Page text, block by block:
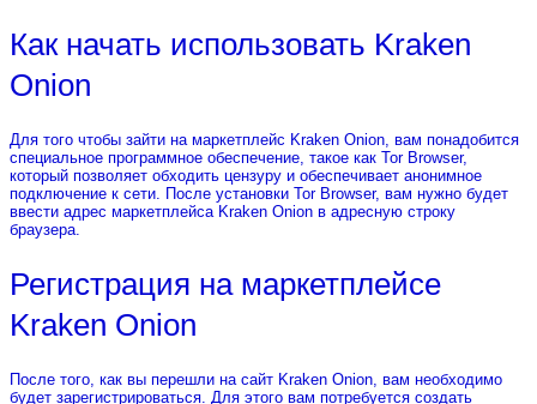
Как начать использовать Kraken
Onion
Для того чтобы зайти на маркетплейс Kraken Onion, вам понадобится
специальное программное обеспечение, такое как Tor Browser,
который позволяет обходить цензуру и обеспечивает анонимное
подключение к сети. После установки Tor Browser, вам нужно будет
ввести адрес маркетплейса Kraken Onion в адресную строку
браузера.
Регистрация на маркетплейсе
Kraken Onion
После того, как вы перешли на сайт Kraken Onion, вам необходимо
будет зарегистрироваться. Для этого вам потребуется создать